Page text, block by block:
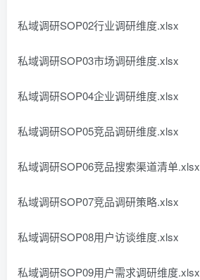
私域调研SOP02行业调研维度.xlsx
私域调研SOP03市场调研维度.xlsx
私域调研SOP04企业调研维度.xlsx
私域调研SOP05竞品调研维度.xlsx
私域调研SOP06竞品搜索渠道清单.xlsx
私域调研SOP07竞品调研策略.xlsx
私域调研SOP08用户访谈维度.xlsx
私域调研SOP09用户需求调研维度.xlsx